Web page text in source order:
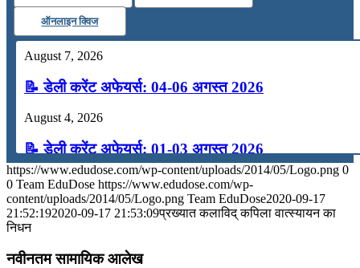
मॉक टेस्ट
टुडेज जीके
Menu Menu
ऑनलाइन क्विज
August 7, 2026
📝 डेली करेंट अफेयर्स: 04-06 अगस्त 2026
August 4, 2026
📝 डेली करेंट अफेयर्स: 01-03 अगस्त 2026
July 31, 2026
📝 डेली करेंट अफेयर्स: 28-31 जुलाई 2026
https://www.edudose.com/wp-content/uploads/2014/05/Logo.png 0
0 Team EduDose https://www.edudose.com/wp-
content/uploads/2014/05/Logo.png Team EduDose2020-09-17
21:52:192020-09-17 21:53:09प्रख्यात कलाविद् कपिला वात्स्यायन का
निधन
नवीनतम सामायिक आलेख